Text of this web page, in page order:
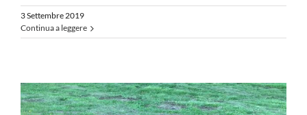
3 Settembre 2019
Continua a leggere